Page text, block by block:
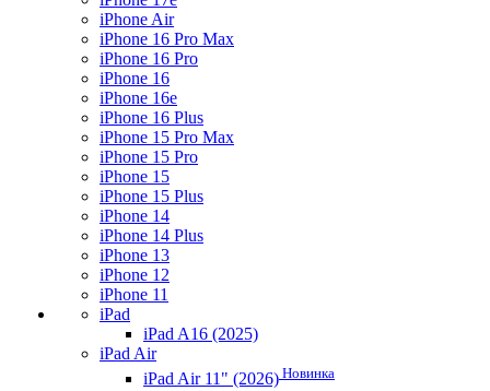
iPhone Air
iPhone 16 Pro Max
iPhone 16 Pro
iPhone 16
iPhone 16e
iPhone 16 Plus
iPhone 15 Pro Max
iPhone 15 Pro
iPhone 15
iPhone 15 Plus
iPhone 14
iPhone 14 Plus
iPhone 13
iPhone 12
iPhone 11
iPad
iPad A16 (2025)
iPad Air
iPad Air 11" (2026) Новинка